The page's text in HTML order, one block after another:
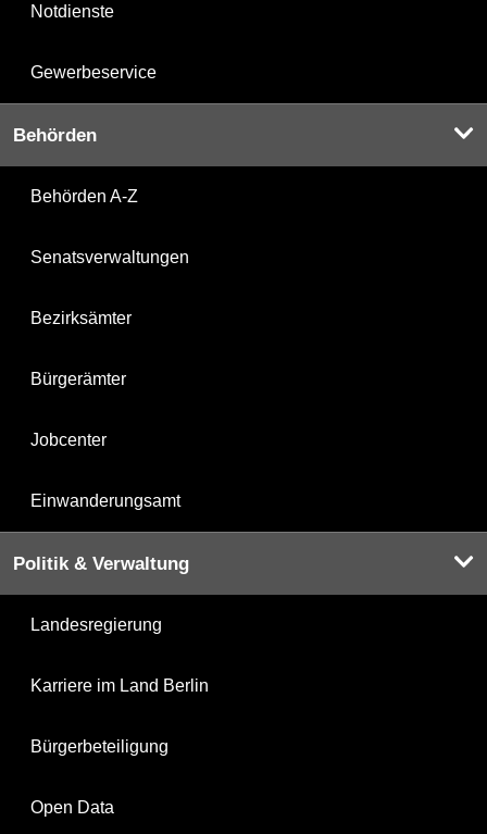
Notdienste
Gewerbeservice
Behörden
Behörden A-Z
Senatsverwaltungen
Bezirksämter
Bürgerämter
Jobcenter
Einwanderungsamt
Politik & Verwaltung
Landesregierung
Karriere im Land Berlin
Bürgerbeteiligung
Open Data